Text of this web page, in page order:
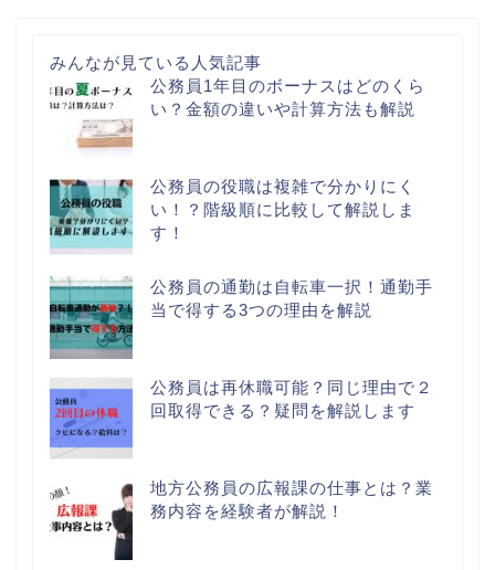
みんなが見ている人気記事
公務員1年目のボーナスはどのくら
い？金額の違いや計算方法も解説
公務員の役職は複雑で分かりにく
い！？階級順に比較して解説しま
す！
公務員の通勤は自転車一択！通勤手
当で得する3つの理由を解説
公務員は再休職可能？同じ理由で２
回取得できる？疑問を解説します
地方公務員の広報課の仕事とは？業
務内容を経験者が解説！